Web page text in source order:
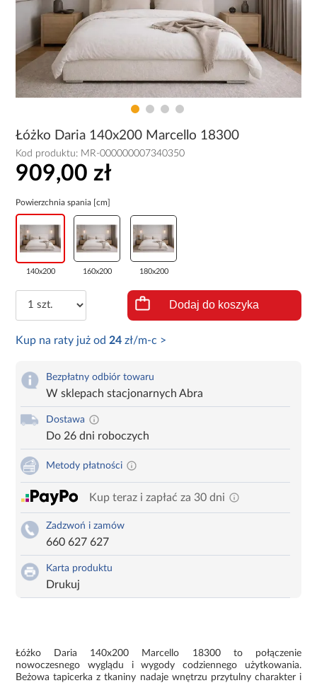
Łóżko Daria 140x200 Marcello 18300
Kod produktu: MR-000000007340350
909,00 zł
Powierzchnia spania [cm]
140x200 160x200 180x200
Dodaj do koszyka
Kup na raty już od 24 zł/m-c >
Bezpłatny odbiór towaru
W sklepach stacjonarnych Abra
Dostawa
Do 26 dni roboczych
Metody płatności
Kup teraz i zapłać za 30 dni
Zadzwoń i zamów
660 627 627
Karta produktu
Drukuj
Łóżko Daria 140x200 Marcello 18300 to połączenie
nowoczesnego wyglądu i wygody codziennego użytkowania.
Beżowa tapicerka z tkaniny nadaje wnętrzu przytulny charakter i